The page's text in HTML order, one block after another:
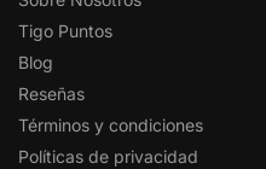
Tigo Puntos
Blog
Reseñas
Términos y condiciones
Políticas de privacidad